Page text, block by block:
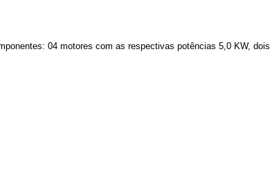
04 motores com as respectivas potências 5,0 KW, dois